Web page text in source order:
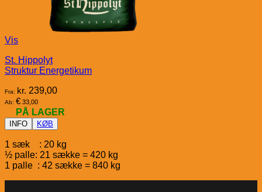
Vis
St. Hippolyt
Struktur Energetikum
Fra: kr. 239,00
Ab: € 33,00
PÅ LAGER
INFO KØB
1 sæk : 20 kg
½ palle: 21 sække = 420 kg
1 palle : 42 sække = 840 kg